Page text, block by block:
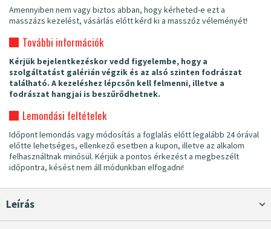
Amennyiben nem vagy biztos abban, hogy kérheted-e ezt a
masszázs kezelést, vásárlás előtt kérd ki a masszőz véleményét!
További információk
Kérjük bejelentkezéskor vedd figyelembe, hogy a
szolgáltatást galérián végzik és az alsó szinten fodrászat
található. A kezeléshez lépcsőn kell felmenni, illetve a
fodrászat hangjai is beszűrődhetnek.
Lemondási feltételek
Időpont lemondás vagy módosítás a foglalás előtt legalább 24 órával
előtte lehetséges, ellenkező esetben a kupon, illetve az alkalom
felhasználtnak minősül. Kérjük a pontos érkezést a megbeszélt
időpontra, késést nem áll módunkban elfogadni!
Leírás